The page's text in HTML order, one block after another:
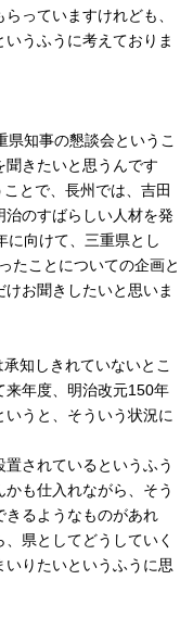
っていますけれども、
うふうに考えておりま
知事の懇談会というこ
聞きたいと思うんです
とで、長州では、吉田
のすばらしい人材を発
に向けて、三重県とし
たことについての企画と
お聞きしたいと思いま
知しきれていないとこ
来年度、明治改元150年
うと、そういう状況に
されているというふう
も仕入れながら、そう
きるようなものがあれ
県としてどうしていく
りたいというふうに思